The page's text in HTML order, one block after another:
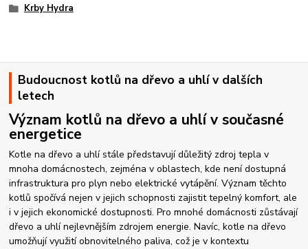
Krby Hydra
Budoucnost kotlů na dřevo a uhlí v dalších
letech
Význam kotlů na dřevo a uhlí v současné
energetice
Kotle na dřevo a uhlí stále představují důležitý zdroj tepla v
mnoha domácnostech, zejména v oblastech, kde není dostupná
infrastruktura pro plyn nebo elektrické vytápění. Význam těchto
kotlů spočívá nejen v jejich schopnosti zajistit tepelný komfort, ale
i v jejich ekonomické dostupnosti. Pro mnohé domácnosti zůstávají
dřevo a uhlí nejlevnějším zdrojem energie. Navíc, kotle na dřevo
umožňují využití obnovitelného paliva, což je v kontextu